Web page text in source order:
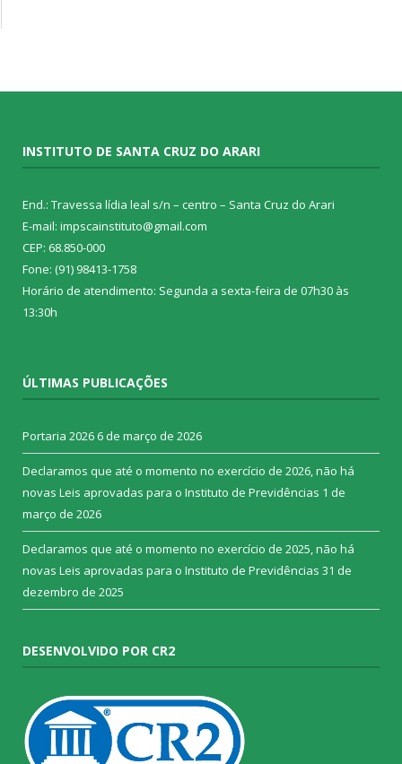
INSTITUTO DE SANTA CRUZ DO ARARI
End.: Travessa lídia leal s/n – centro – Santa Cruz do Arari
E-mail: impscainstituto@gmail.com
CEP: 68.850-000
Fone: (91) 98413-1758
Horário de atendimento: Segunda a sexta-feira de 07h30 às
13:30h
ÚLTIMAS PUBLICAÇÕES
Portaria 2026 6 de março de 2026
Declaramos que até o momento no exercício de 2026, não há
novas Leis aprovadas para o Instituto de Previdências 1 de
março de 2026
Declaramos que até o momento no exercício de 2025, não há
novas Leis aprovadas para o Instituto de Previdências 31 de
dezembro de 2025
DESENVOLVIDO POR CR2